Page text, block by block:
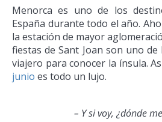
Menorca es uno de los
España durante todo el año.
la estación de mayor
fiestas de Sant Joan son uno
viajero para conocer la ínsula.
junio es todo un lujo.
– Y si voy, ¿dónde